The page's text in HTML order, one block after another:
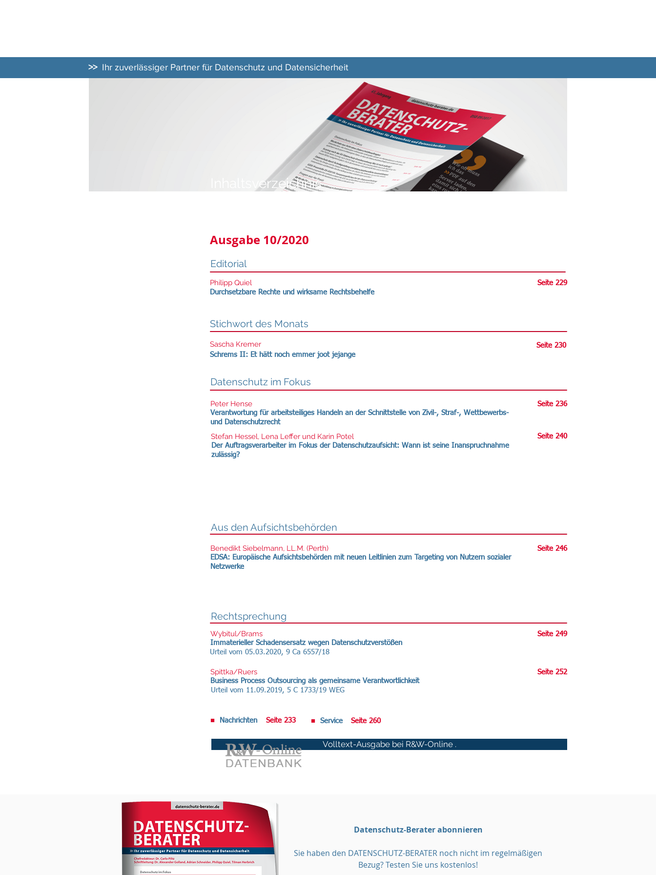
Inhaltsverzeichnis
Ausgabe 10/2020
Editorial
Philipp Quiel
Seite 229
Durchsetzbare Rechte und wirksame Rechtsbehelfe
Stichwort des Monats
Sascha Kremer
Seite 230
Schrems II: Et hätt noch emmer joot jejange
Datenschutz im Fokus
Peter Hense
Verantwortung für arbeitsteiliges Handeln an der Schnittstelle von Zivil-, Straf-, Wettbewerbs-
und Datenschutzrecht
Seite 236
Stefan Hessel, Lena Leffer und Karin Potel
Seite 240
Der Auftragsverarbeiter im Fokus der Datenschutzaufsicht: Wann ist seine Inanspruchnahme
zulässig?
Aus den Aufsichtsbehörden
Benedikt Siebelmann, LL.M. (Perth)
EDSA: Europäische Aufsichtsbehörden mit neuen Leitlinien zum Targeting von Nutzern sozialer
Netzwerke
Seite 246
Rechtsprechung
Wybitul/Brams
Immaterieller Schadensersatz wegen Datenschutzverstößen
Seite 249
Urteil vom 05.03.2020, 9 Ca 6557/18
Spittka/Ruers
Business Process Outsourcing als gemeinsame Verantwortlichkeit
Seite 252
Urteil vom 11.09.2019, 5 C 1733/19 WEG
■ Nachrichten Seite 233 ■ Service Seite 260
Volltext-Ausgabe bei R&W-Online .
Datenschutz-Berater abonnieren
Sie haben den DATENSCHUTZ-BERATER noch nicht im regelmäßigen
Bezug? Testen Sie uns kostenlos!
>> Ihr zuverlässiger Partner für Datenschutz und Datensicherheit